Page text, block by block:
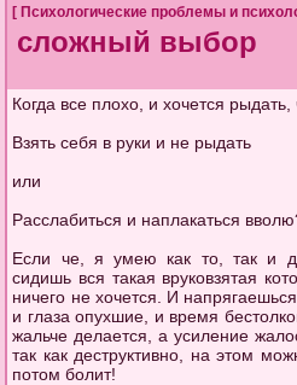
[ Психологические проблемы и
сложный выбор
Когда все плохо, и хочется
Взять себя в руки и не рыдать
или
Расслабиться и наплакаться
Если че, я умею как то, так и
сидишь вся такая вруковзятая
ничего не хочется. И
и глаза опухшие, и время
жальче делается, а усиление
так как деструктивно, на этом
потом болит!